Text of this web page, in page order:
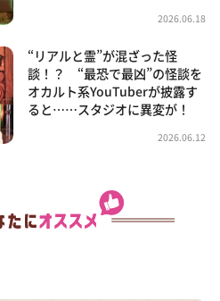
2026.06.18
“リアルと霊”が混ざった怪
談！？ “最恐で最凶”の怪談を
オカルト系YouTuberが披露す
ると……スタジオに異変が！
2026.06.12